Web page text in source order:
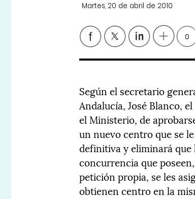
Martes, 20 de abril de 2010
0
Según el secretario
Andalucía, José Blanco,
el Ministerio, de
un nuevo centro que se
definitiva y eliminará
concurrencia que
petición propia, se les
obtienen centro en la